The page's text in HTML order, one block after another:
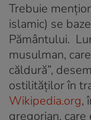
Trebuie
islamic) se
Pământului.
musulman,
căldură”,
ostilităților în
Wikipedia.org,
gregorian,